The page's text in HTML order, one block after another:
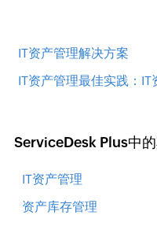
IT资产管理解决方案
IT资产管理最佳实践：
ServiceDesk Plus中
IT资产管理
资产库存管理